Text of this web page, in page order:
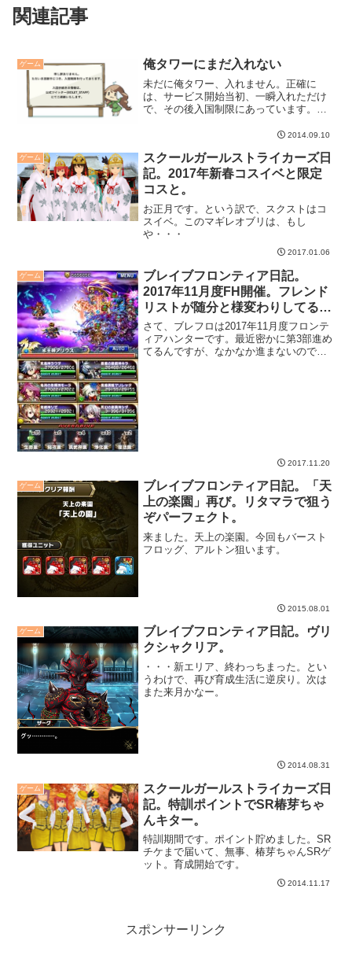
関連記事
ゲーム 俺タワーにまだ入れない
未だに俺タワー、入れません。正確に
は、サービス開始当初、一瞬入れただけ
で、その後入国制限にあっています。事
2014.09.10
ゲーム
スクールガールストライカーズ日
記。2017年新春コスイベと限定
コスと。
お正月です。という訳で、スクストはコ
スイベ。このマギレオブリは、もし
や・・・
2017.01.06
ゲーム
ブレイブフロンティア日記。
2017年11月度FH開催。フレンド
リストが随分と様変わりしてる
件。
さて、ブレフロは2017年11月度フロンテ
ィアハンターです。最近密かに第3部進め
てるんですが、なかなか進まないので、
2017.11.20
ゲーム
ブレイブフロンティア日記。「天
上の楽園」再び。リタマラで狙う
ぞパーフェクト。
来ました。天上の楽園。今回もバースト
フロッグ、アルトン狙います。
2015.08.01
ゲーム
ブレイブフロンティア日記。ヴリ
クシャクリア。
・・・新エリア、終わっちまった。とい
うわけで、再び育成生活に逆戻り。次は
また来月かなー。
2014.08.31
ゲーム
スクールガールストライカーズ日
記。特訓ポイントでSR椿芽ちゃ
んキター。
特訓期間です。ポイント貯めました。SR
チケまで届いて、無事、椿芽ちゃんSRゲ
ット。育成開始です。
2014.11.17
スポンサーリンク